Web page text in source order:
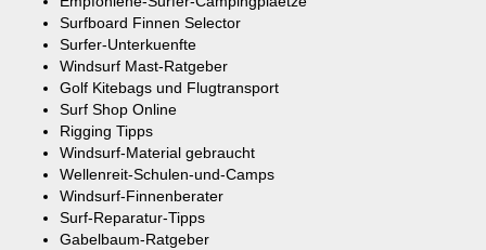
Surfboard Finnen Selector
Surfer-Unterkuenfte
Windsurf Mast-Ratgeber
Golf Kitebags und Flugtransport
Surf Shop Online
Rigging Tipps
Windsurf-Material gebraucht
Wellenreit-Schulen-und-Camps
Windsurf-Finnenberater
Surf-Reparatur-Tipps
Gabelbaum-Ratgeber